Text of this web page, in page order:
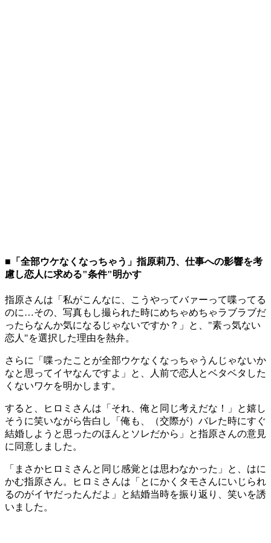
■「全部ウケなくなっちゃう」指原莉乃、仕事への影響を考
慮し恋人に求める"条件"明かす
指原さんは「私がこんなに、こうやってバァーって喋ってる
のに…その、写真もし撮られた時にめちゃめちゃラブラブだ
ったらなんか気になるじゃないですか？」と、"素っ気ない
恋人"を選択した理由を熱弁。
さらに「喋ったことが全部ウケなくなっちゃうんじゃないか
なと思ってイヤなんですよ」と、人前で恋人とベタベタした
くないワケを明かします。
すると、ヒロミさんは「それ、俺と同じ考えだな！」と嬉し
そうに笑いながら告白し「俺も、（交際が）バレた時にすぐ
結婚しようと思ったのほんとソレだから」と指原さんの意見
に同意しました。
「まさかヒロミさんと同じ感覚とは思わなかった」と、はに
かむ指原さん。ヒロミさんは「とにかくタモさんにいじられ
るのがイヤだったんだよ」と結婚当時を振り返り、笑いを誘
いました。